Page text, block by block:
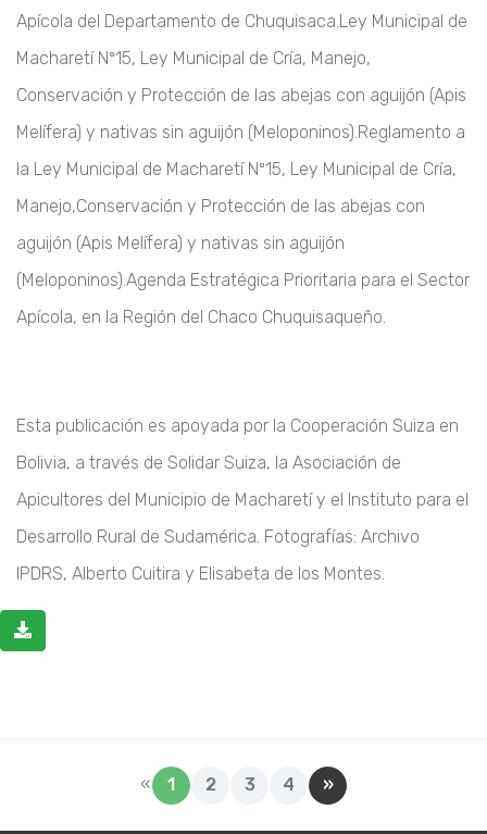
Apícola del Departamento de Chuquisaca.Ley Municipal de
Macharetí Nº15, Ley Municipal de Cría, Manejo,
Conservación y Protección de las abejas con aguijón (Apis
Melífera) y nativas sin aguijón (Meloponinos).Reglamento a
la Ley Municipal de Macharetí Nº15, Ley Municipal de Cría,
Manejo,Conservación y Protección de las abejas con
aguijón (Apis Melífera) y nativas sin aguijón
(Meloponinos).Agenda Estratégica Prioritaria para el Sector
Apícola, en la Región del Chaco Chuquisaqueño.
Esta publicación es apoyada por la Cooperación Suiza en
Bolivia, a través de Solidar Suiza, la Asociación de
Apicultores del Municipio de Macharetí y el Instituto para el
Desarrollo Rural de Sudamérica. Fotografías: Archivo
IPDRS, Alberto Cuitira y Elisabeta de los Montes.
« 1 2 3 4 »